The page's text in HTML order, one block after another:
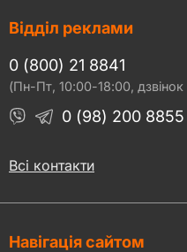
Відділ реклами
0 (800) 21 8841
(Пн-Пт, 10:00-18:00,
0 (98) 200 8855
Всі контакти
Навігація сайтом